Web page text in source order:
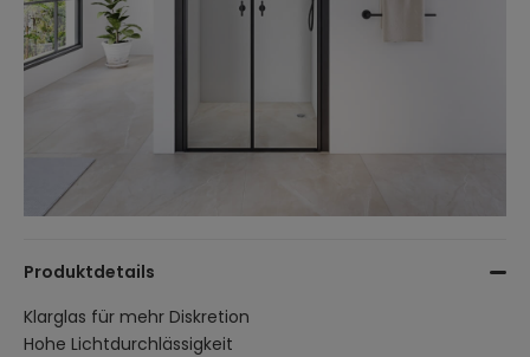
Produktdetails
Klarglas für mehr Diskretion
Hohe Lichtdurchlässigkeit